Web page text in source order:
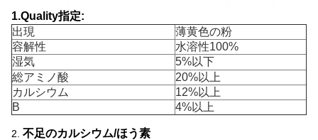
1.Quality指定:
出現
薄黄色の粉
容解性
水溶性100%
湿気
5%以下
総アミノ酸
20%以上
カルシウム
12%以上
B
4%以上
2. 不足のカルシウム/ほう素